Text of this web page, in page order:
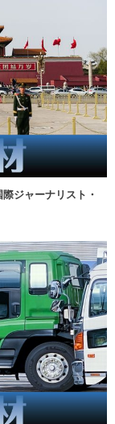
ジャーナリスト・